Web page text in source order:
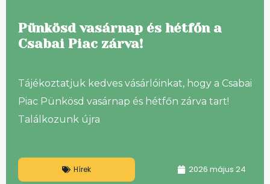
Pünkösd vasárnap és hétfőn a
Csabai Piac zárva!
Tájékoztatjuk kedves vásárlóinkat, hogy a Csabai
Piac Pünkösd vasárnap és hétfőn zárva tart!
Találkozunk újra
Hírek 2026 május 24